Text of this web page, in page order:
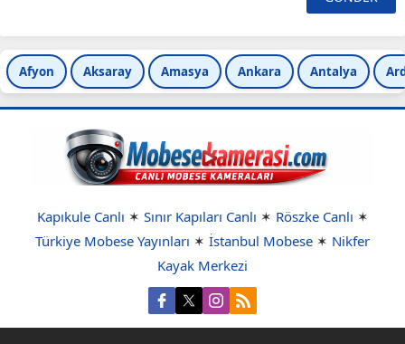
Afyon Aksaray Amasya Ankara Antalya
Kapıkule Canlı ✶ Sınır Kapıları Canlı ✶ Röszke Canlı ✶
Türkiye Mobese Yayınları ✶ İstanbul Mobese ✶ Nikfer
Kayak Merkezi